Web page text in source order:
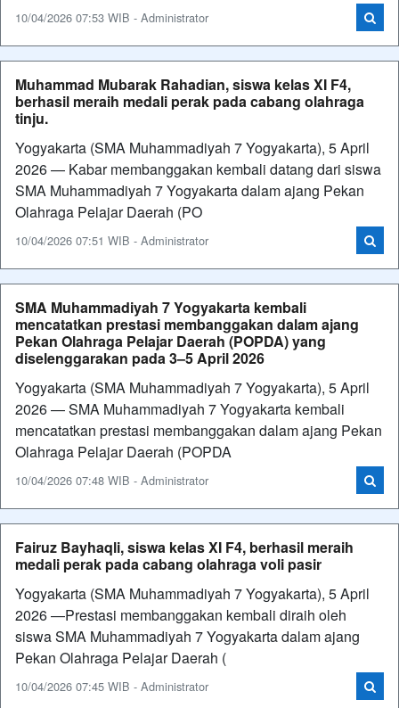
10/04/2026 07:53 WIB - Administrator
Muhammad Mubarak Rahadian, siswa kelas XI F4,
berhasil meraih medali perak pada cabang olahraga
tinju.
Yogyakarta (SMA Muhammadiyah 7 Yogyakarta), 5 April
2026 — Kabar membanggakan kembali datang dari siswa
SMA Muhammadiyah 7 Yogyakarta dalam ajang Pekan
Olahraga Pelajar Daerah (PO
10/04/2026 07:51 WIB - Administrator
SMA Muhammadiyah 7 Yogyakarta kembali
mencatatkan prestasi membanggakan dalam ajang
Pekan Olahraga Pelajar Daerah (POPDA) yang
diselenggarakan pada 3–5 April 2026
Yogyakarta (SMA Muhammadiyah 7 Yogyakarta), 5 April
2026 — SMA Muhammadiyah 7 Yogyakarta kembali
mencatatkan prestasi membanggakan dalam ajang Pekan
Olahraga Pelajar Daerah (POPDA
10/04/2026 07:48 WIB - Administrator
Fairuz Bayhaqli, siswa kelas XI F4, berhasil meraih
medali perak pada cabang olahraga voli pasir
Yogyakarta (SMA Muhammadiyah 7 Yogyakarta), 5 April
2026 —Prestasi membanggakan kembali diraih oleh
siswa SMA Muhammadiyah 7 Yogyakarta dalam ajang
Pekan Olahraga Pelajar Daerah (
10/04/2026 07:45 WIB - Administrator